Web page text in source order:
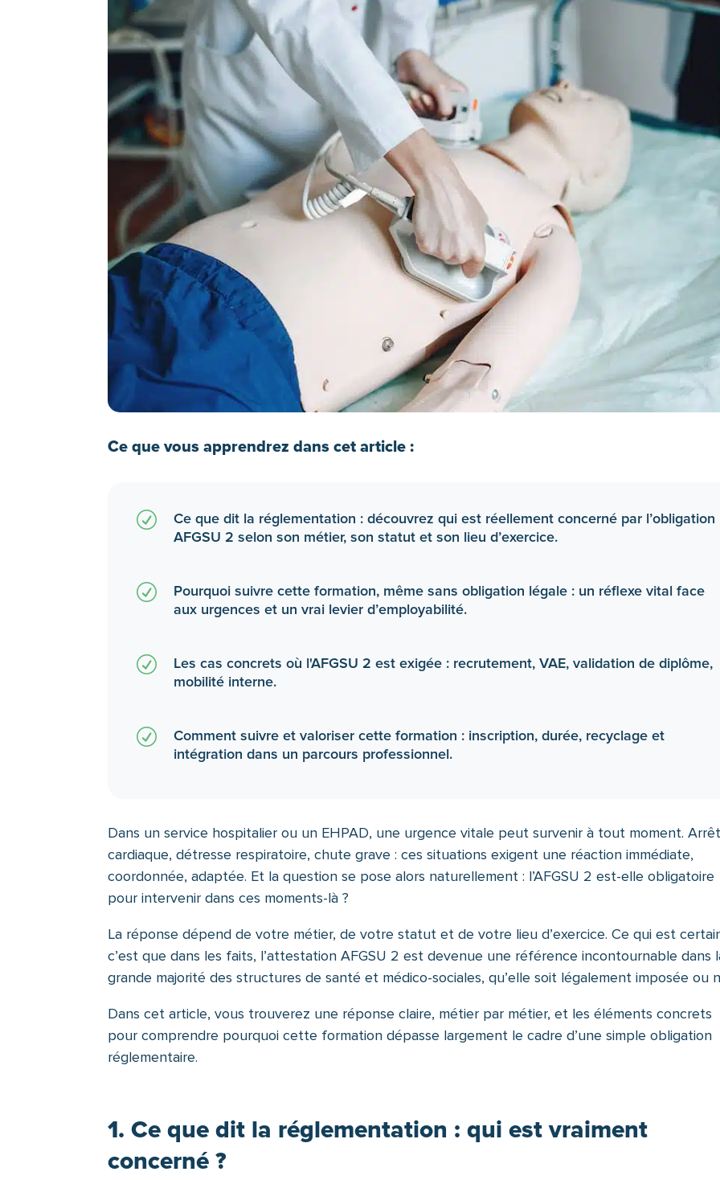
Ce que vous apprendrez dans cet article :
R
Ce que dit la réglementation : découvrez qui est réellement concerné par l’obligation
AFGSU 2 selon son métier, son statut et son lieu d’exercice.
R
Pourquoi suivre cette formation, même sans obligation légale : un réflexe vital face
aux urgences et un vrai levier d’employabilité.
R
Les cas concrets où l'AFGSU 2 est exigée : recrutement, VAE, validation de diplôme,
mobilité interne.
R
Comment suivre et valoriser cette formation : inscription, durée, recyclage et
intégration dans un parcours professionnel.
Dans un service hospitalier ou un EHPAD, une urgence vitale peut survenir à tout moment. Arrêt
cardiaque, détresse respiratoire, chute grave : ces situations exigent une réaction immédiate,
coordonnée, adaptée. Et la question se pose alors naturellement : l’AFGSU 2 est-elle obligatoire
pour intervenir dans ces moments-là ?
La réponse dépend de votre métier, de votre statut et de votre lieu d’exercice. Ce qui est
c’est que dans les faits, l’attestation AFGSU 2 est devenue une référence incontournable dans
grande majorité des structures de santé et médico-sociales, qu’elle soit légalement imposée ou
Dans cet article, vous trouverez une réponse claire, métier par métier, et les éléments concrets
pour comprendre pourquoi cette formation dépasse largement le cadre d’une simple obligation
réglementaire.
1. Ce que dit la réglementation : qui est vraiment
concerné ?